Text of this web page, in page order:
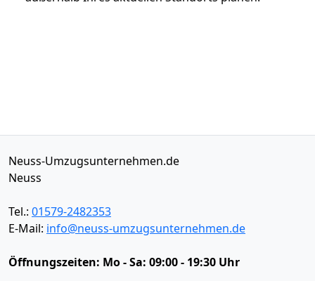
Neuss-Umzugsunternehmen.de
Neuss
Tel.: 01579-2482353
E-Mail: info@neuss-umzugsunternehmen.de
Öffnungszeiten: Mo - Sa: 09:00 - 19:30 Uhr